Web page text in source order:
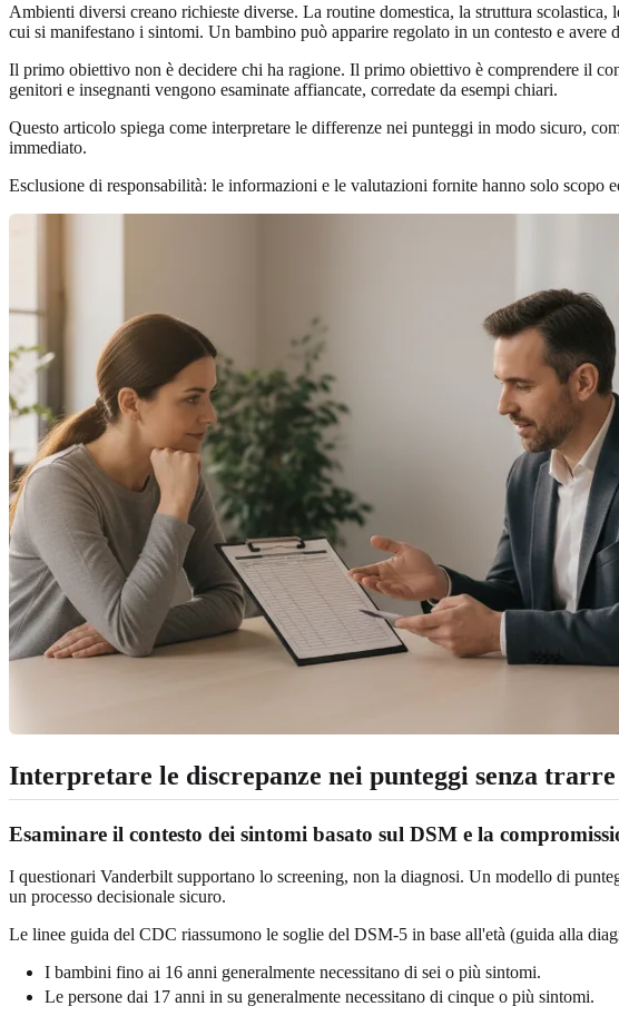
Ambienti diversi creano richieste diverse. La routine domestica, la struttura
cui si manifestano i sintomi. Un bambino può apparire regolato in un contesto e
Il primo obiettivo non è decidere chi ha ragione. Il primo obiettivo è comprendere il
genitori e insegnanti vengono esaminate affiancate, corredate da esempi chiari.
Questo articolo spiega come interpretare le differenze nei punteggi in modo sicuro,
immediato.
Esclusione di responsabilità: le informazioni e le valutazioni fornite hanno solo scopo
Interpretare le discrepanze nei punteggi senza
Esaminare il contesto dei sintomi basato sul DSM e la
I questionari Vanderbilt supportano lo screening, non la diagnosi. Un modello di
un processo decisionale sicuro.
Le linee guida del CDC riassumono le soglie del DSM-5 in base all'età (guida alla
I bambini fino ai 16 anni generalmente necessitano di sei o più sintomi.
Le persone dai 17 anni in su generalmente necessitano di cinque o più sintomi.